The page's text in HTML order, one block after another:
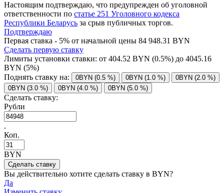
Настоящим подтверждаю, что предупрежден об уголовной
ответственности по статье 251 Уголовного кодекса
Республики Беларусь за срыв публичных торгов.
Подтверждаю
Первая ставка - 5% от начальной цены 84 948.31 BYN
Сделать первую ставку
Лимиты установки ставки: от 404.52 BYN (0.5%) до 4045.16
BYN (5%)
Поднять ставку на:
0BYN (0.5 %) 0BYN (1.0 %)
0BYN (2.0 %)
0BYN (3.0 %)
0BYN (4.0 %) 0BYN (5.0 %)
Сделать ставку:
Рубли
.
Коп.
BYN
Вы действительно хотите сделать ставку в BYN?
Да